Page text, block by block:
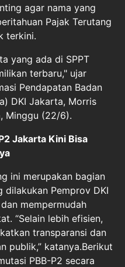
agar nama yang
Pajak Terutang
terkini.
yang ada di SPPT
terbaru," ujar
Pendapatan Badan
DKI Jakarta, Morris
Minggu (22/6).
Jakarta Kini Bisa
ini merupakan bagian
Pemprov DKI
mempermudah
“Selain lebih efisien,
transparansi dan
publik,” katanya.Berikut
PBB-P2 secara